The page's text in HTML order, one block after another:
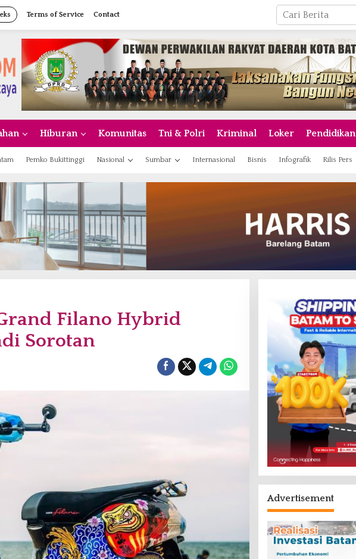
Terms of Service Contact
Hiburan Komunitas Tni & Polri Kriminal Loker Pendidikan
Pemko Bukittinggi Nasional Sumbar Internasional Bisnis Infografik Rilis Pers
Filano Hybrid
Sorotan
Advertisement